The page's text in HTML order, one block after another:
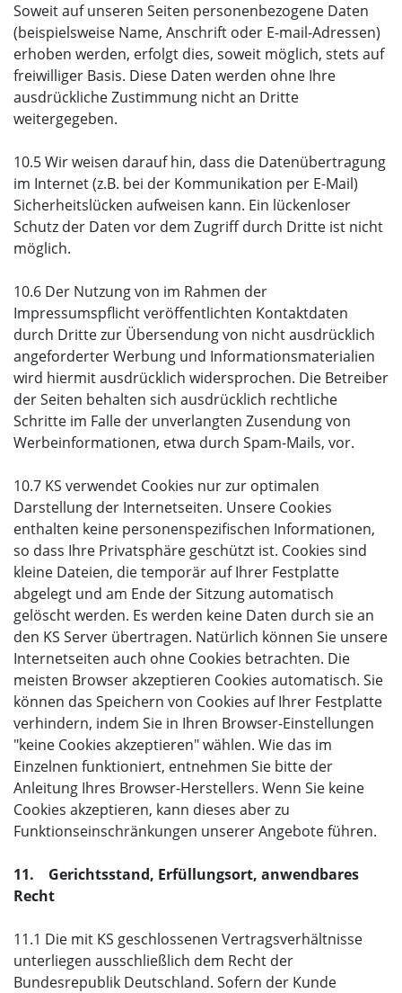
Soweit auf unseren Seiten personenbezogene Daten
(beispielsweise Name, Anschrift oder E-mail-Adressen)
erhoben werden, erfolgt dies, soweit möglich, stets auf
freiwilliger Basis. Diese Daten werden ohne Ihre
ausdrückliche Zustimmung nicht an Dritte
weitergegeben.
10.5 Wir weisen darauf hin, dass die Datenübertragung
im Internet (z.B. bei der Kommunikation per E-Mail)
Sicherheitslücken aufweisen kann. Ein lückenloser
Schutz der Daten vor dem Zugriff durch Dritte ist nicht
möglich.
10.6 Der Nutzung von im Rahmen der
Impressumspflicht veröffentlichten Kontaktdaten
durch Dritte zur Übersendung von nicht ausdrücklich
angeforderter Werbung und Informationsmaterialien
wird hiermit ausdrücklich widersprochen. Die Betreiber
der Seiten behalten sich ausdrücklich rechtliche
Schritte im Falle der unverlangten Zusendung von
Werbeinformationen, etwa durch Spam-Mails, vor.
10.7 KS verwendet Cookies nur zur optimalen
Darstellung der Internetseiten. Unsere Cookies
enthalten keine personenspezifischen Informationen,
so dass Ihre Privatsphäre geschützt ist. Cookies sind
kleine Dateien, die temporär auf Ihrer Festplatte
abgelegt und am Ende der Sitzung automatisch
gelöscht werden. Es werden keine Daten durch sie an
den KS Server übertragen. Natürlich können Sie unsere
Internetseiten auch ohne Cookies betrachten. Die
meisten Browser akzeptieren Cookies automatisch. Sie
können das Speichern von Cookies auf Ihrer Festplatte
verhindern, indem Sie in Ihren Browser-Einstellungen
"keine Cookies akzeptieren" wählen. Wie das im
Einzelnen funktioniert, entnehmen Sie bitte der
Anleitung Ihres Browser-Herstellers. Wenn Sie keine
Cookies akzeptieren, kann dieses aber zu
Funktionseinschränkungen unserer Angebote führen.
11. Gerichtsstand, Erfüllungsort, anwendbares
Recht
11.1 Die mit KS geschlossenen Vertragsverhältnisse
unterliegen ausschließlich dem Recht der
Bundesrepublik Deutschland. Sofern der Kunde